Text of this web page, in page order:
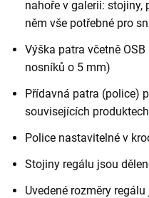
nahoře v galerii: stojiny,
něm vše potřebné pro
Výška patra včetně
nosníků o 5 mm)
Přídavná patra (police)
souvisejících
Police nastavitelné v
Stojiny regálu jsou
Uvedené rozměry